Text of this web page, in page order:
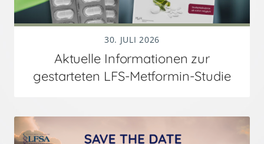
30. JULI 2026
Aktuelle Informationen zur
gestarteten LFS-Metformin-Studie